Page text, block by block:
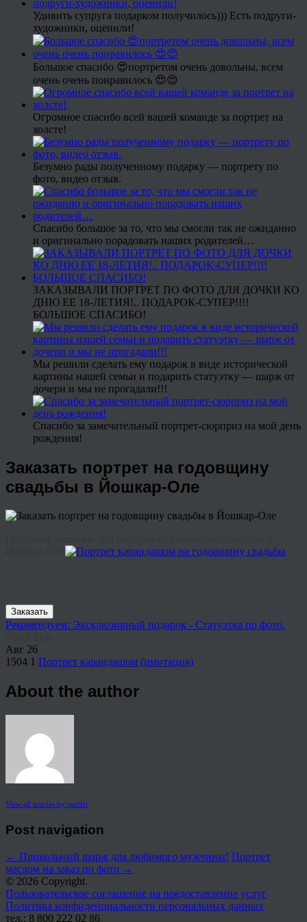
Удивить супруга подарком получилось))) Есть подруги-
художники, оценили!
Большое спасибо 😍портретом очень довольны, всем
очень очень понравилось 😍😍
Огромное спасибо всей вашей команде за портрет на
холсте!
Безумно рады полученному подарку — портрету по
фото, видео отзыв.
Спасибо большое за то, что мы смогли так не ожиданно
и оригинально порадовать наших родителей…
ЗАКАЗЫВАЛИ ПОРТРЕТ ПО ФОТО ДЛЯ ДОЧКИ КО
ДНЮ ЕЕ 18-ЛЕТИЯ!.. ПОДАРОК-СУПЕР!!!!
БОЛЬШОЕ СПАСИБО!
Мы решили сделать ему подарок в виде исторической
картины нашей семьи и подарить статуэтку — шарж от
дочери и мы не прогадали!!!
Спасибо за замечательный портрет-сюрприз на мой день
рождения!
Заказать портрет на годовщину
свадьбы в Йошкар-Оле
Заказать
Рекомендуем: Эксклюзивный подарок - Статуэтка по фото.
Авг 26
1504 1 Портрет карандашом (имитация)
About the author
View all articles by rauffri
Post navigation
← Прикольный шарж для любимого мужчины! Портрет
маслом на заказ по фото →
© 2026 Copyright.
Пользовательское соглашение на предоставление услуг
Политика конфиденциальности персональных данных
тел.: 8 800 222 02 86